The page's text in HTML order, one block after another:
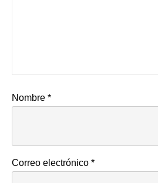
Nombre *
Correo electrónico *